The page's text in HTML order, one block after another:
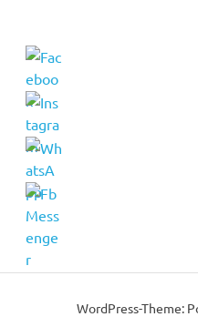
WordPress-Theme: